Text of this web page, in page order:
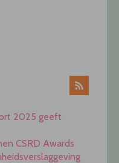
2025 geeft
CSRD Awards